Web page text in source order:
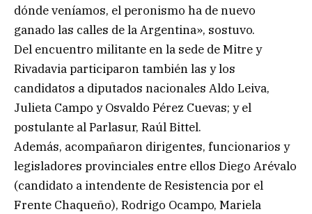
dónde veníamos, el peronismo ha de nuevo
ganado las calles de la Argentina», sostuvo.
Del encuentro militante en la sede de Mitre y
Rivadavia participaron también las y los
candidatos a diputados nacionales Aldo Leiva,
Julieta Campo y Osvaldo Pérez Cuevas; y el
postulante al Parlasur, Raúl Bittel.
Además, acompañaron dirigentes, funcionarios y
legisladores provinciales entre ellos Diego Arévalo
(candidato a intendente de Resistencia por el
Frente Chaqueño), Rodrigo Ocampo, Mariela